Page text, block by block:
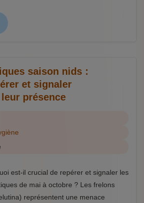
saison nids :
et signaler
présence
est-il crucial de repérer et signaler les
de mai à octobre ? Les frelons
représentent une menace